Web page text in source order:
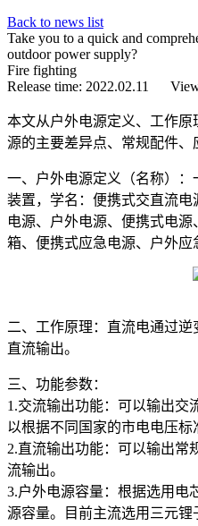
Back to news list
Take you to a quick and
outdoor power supply?
Fire fighting
Release time: 2022.02.11
本文从户外电源定义、工作
源的主要差异点、常规配件、
一、户外电源定义（名称）：
装置，学名：便携式交直流
电源、户外电源、便携式电
箱、便携式应急电源、户外应
二、工作原理： 直流电通过逆
直流输出。
三、功能参数：
1.交流输出功能：可以输出交
以根据不同国家的市电电压标
2.直流输出功能：可以输出常
流输出。
3.户外电源容量：根据选用电
源容量。目前主流选用三元